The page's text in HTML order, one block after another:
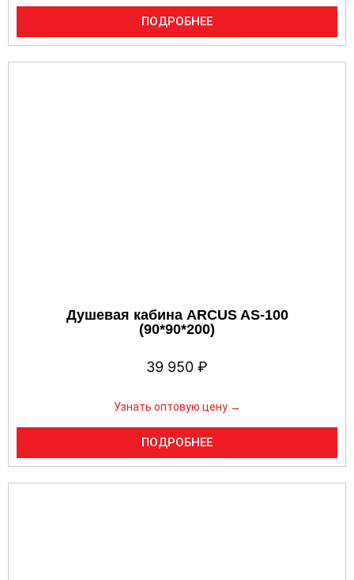
ПОДРОБНЕЕ
Душевая кабина ARCUS AS-100
(90*90*200)
39 950 ₽
Узнать оптовую цену →
ПОДРОБНЕЕ